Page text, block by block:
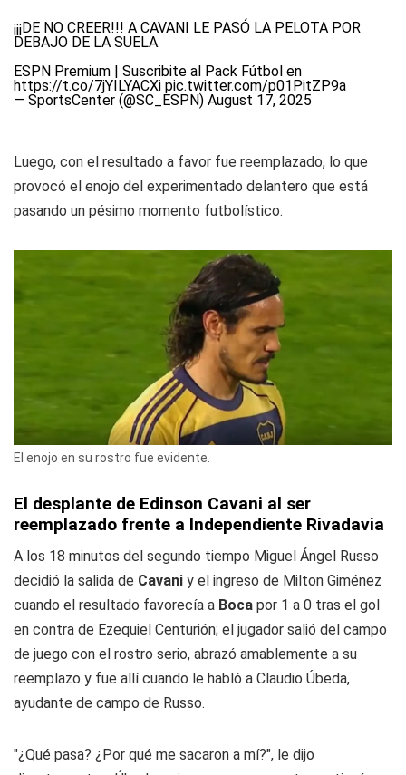
¡¡¡DE NO CREER!!! A CAVANI LE PASÓ LA PELOTA POR
DEBAJO DE LA SUELA.
ESPN Premium | Suscribite al Pack Fútbol en
https://t.co/7jYILYACXi pic.twitter.com/p01PitZP9a
— SportsCenter (@SC_ESPN) August 17, 2025
Luego, con el resultado a favor fue reemplazado, lo que
provocó el enojo del experimentado delantero que está
pasando un pésimo momento futbolístico.
El enojo en su rostro fue evidente.
El desplante de Edinson Cavani al ser
reemplazado frente a Independiente Rivadavia
A los 18 minutos del segundo tiempo Miguel Ángel Russo
decidió la salida de Cavani y el ingreso de Milton Giménez
cuando el resultado favorecía a Boca por 1 a 0 tras el gol
en contra de Ezequiel Centurión; el jugador salió del campo
de juego con el rostro serio, abrazó amablemente a su
reemplazo y fue allí cuando le habló a Claudio Úbeda,
ayudante de campo de Russo.
"¿Qué pasa? ¿Por qué me sacaron a mí?", le dijo